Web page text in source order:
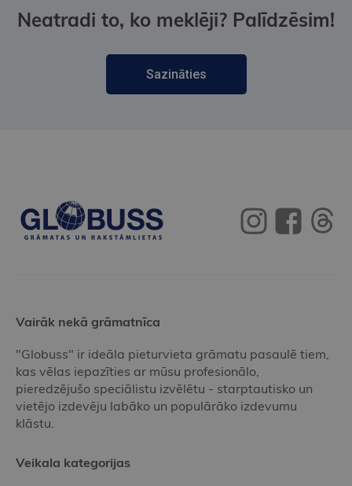
Neatradi to, ko meklēji? Palīdzēsim!
Sazināties
Vairāk nekā grāmatnīca
"Globuss" ir ideāla pieturvieta grāmatu pasaulē tiem,
kas vēlas iepazīties ar mūsu profesionālo,
pieredzējušo speciālistu izvēlētu - starptautisko un
vietējo izdevēju labāko un populārāko izdevumu
klāstu.
Veikala kategorijas